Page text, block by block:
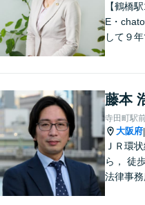
【鶴橋
E・
して９
さ」「人
駆使して
り戻す
す。
藤本
寺田町駅
大阪府|
ＪＲ環
ら， 徒
法律事務